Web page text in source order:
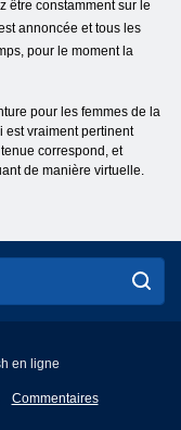
être constamment sur le
annoncée et tous les
pour le moment la
pour les femmes de la
est vraiment pertinent
correspond, et
de manière virtuelle.
en ligne
Commentaires